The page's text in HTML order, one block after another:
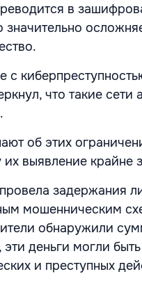
в
с
что такие сети
об этих
выявление крайне
задержания
мошенническим
обнаружили
деньги могли
и преступных